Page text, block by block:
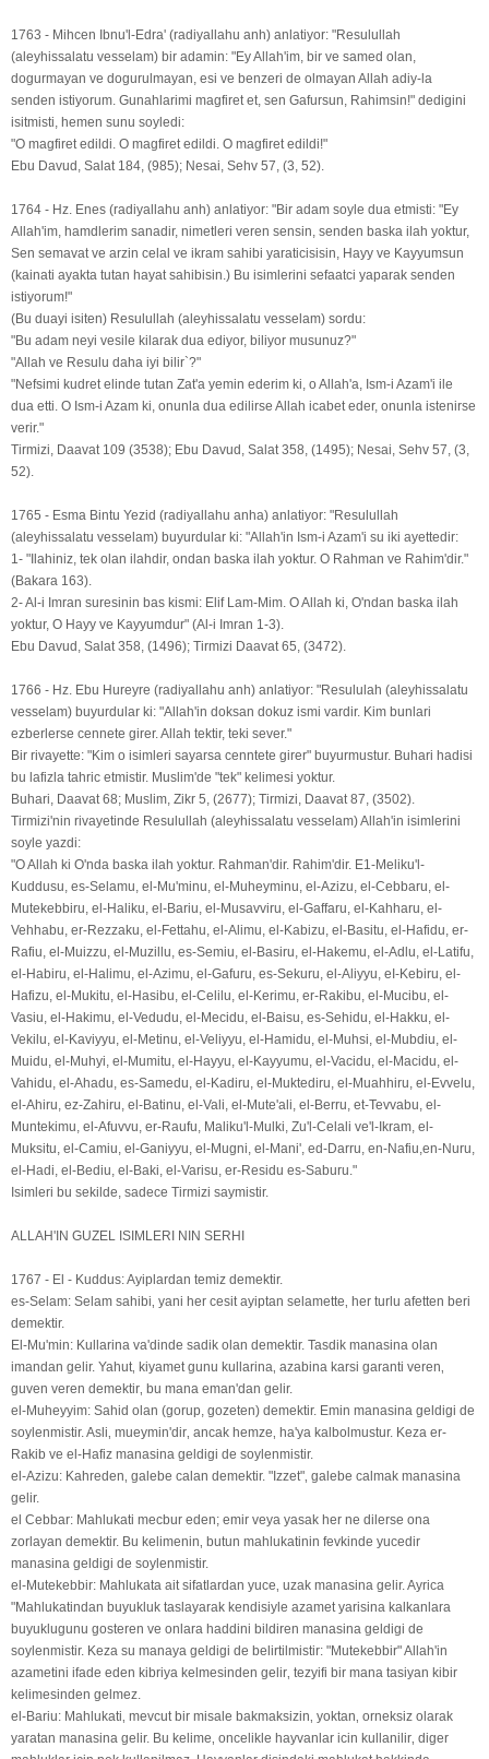
1763 - Mihcen Ibnu'l-Edra' (radiyallahu anh) anlatiyor: "Resulullah
(aleyhissalatu vesselam) bir adamin: "Ey Allah'im, bir ve samed olan,
dogurmayan ve dogurulmayan, esi ve benzeri de olmayan Allah adiy-la
senden istiyorum. Gunahlarimi magfiret et, sen Gafursun, Rahimsin!" dedigini
isitmisti, hemen sunu soyledi:
"O magfiret edildi. O magfiret edildi. O magfiret edildi!"
Ebu Davud, Salat 184, (985); Nesai, Sehv 57, (3, 52).
1764 - Hz. Enes (radiyallahu anh) anlatiyor: "Bir adam soyle dua etmisti: "Ey
Allah'im, hamdlerim sanadir, nimetleri veren sensin, senden baska ilah yoktur,
Sen semavat ve arzin celal ve ikram sahibi yaraticisisin, Hayy ve Kayyumsun
(kainati ayakta tutan hayat sahibisin.) Bu isimlerini sefaatci yaparak senden
istiyorum!"
(Bu duayi isiten) Resulullah (aleyhissalatu vesselam) sordu:
"Bu adam neyi vesile kilarak dua ediyor, biliyor musunuz?"
"Allah ve Resulu daha iyi bilir`?"
"Nefsimi kudret elinde tutan Zat'a yemin ederim ki, o Allah'a, Ism-i Azam'i ile
dua etti. O Ism-i Azam ki, onunla dua edilirse Allah icabet eder, onunla istenirse
verir."
Tirmizi, Daavat 109 (3538); Ebu Davud, Salat 358, (1495); Nesai, Sehv 57, (3,
52).
1765 - Esma Bintu Yezid (radiyallahu anha) anlatiyor: "Resulullah
(aleyhissalatu vesselam) buyurdular ki: "Allah'in Ism-i Azam'i su iki ayettedir:
1- "Ilahiniz, tek olan ilahdir, ondan baska ilah yoktur. O Rahman ve Rahim'dir."
(Bakara 163).
2- Al-i Imran suresinin bas kismi: Elif Lam-Mim. O Allah ki, O'ndan baska ilah
yoktur, O Hayy ve Kayyumdur" (Al-i Imran 1-3).
Ebu Davud, Salat 358, (1496); Tirmizi Daavat 65, (3472).
1766 - Hz. Ebu Hureyre (radiyallahu anh) anlatiyor: "Resululah (aleyhissalatu
vesselam) buyurdular ki: "Allah'in doksan dokuz ismi vardir. Kim bunlari
ezberlerse cennete girer. Allah tektir, teki sever."
Bir rivayette: "Kim o isimleri sayarsa cenntete girer" buyurmustur. Buhari hadisi
bu lafizla tahric etmistir. Muslim'de "tek" kelimesi yoktur.
Buhari, Daavat 68; Muslim, Zikr 5, (2677); Tirmizi, Daavat 87, (3502).
Tirmizi'nin rivayetinde Resulullah (aleyhissalatu vesselam) Allah'in isimlerini
soyle yazdi:
"O Allah ki O'nda baska ilah yoktur. Rahman'dir. Rahim'dir. E1-Meliku'l-
Kuddusu, es-Selamu, el-Mu'minu, el-Muheyminu, el-Azizu, el-Cebbaru, el-
Mutekebbiru, el-Haliku, el-Bariu, el-Musavviru, el-Gaffaru, el-Kahharu, el-
Vehhabu, er-Rezzaku, el-Fettahu, el-Alimu, el-Kabizu, el-Basitu, el-Hafidu, er-
Rafiu, el-Muizzu, el-Muzillu, es-Semiu, el-Basiru, el-Hakemu, el-Adlu, el-Latifu,
el-Habiru, el-Halimu, el-Azimu, el-Gafuru, es-Sekuru, el-Aliyyu, eI-Kebiru, el-
Hafizu, el-Mukitu, el-Hasibu, el-Celilu, el-Kerimu, er-Rakibu, el-Mucibu, el-
Vasiu, el-Hakimu, el-Vedudu, el-Mecidu, el-Baisu, es-Sehidu, el-Hakku, el-
Vekilu, el-Kaviyyu, el-Metinu, el-Veliyyu, el-Hamidu, el-Muhsi, el-Mubdiu, el-
Muidu, el-Muhyi, el-Mumitu, el-Hayyu, el-Kayyumu, el-Vacidu, el-Macidu, el-
Vahidu, el-Ahadu, es-Samedu, el-Kadiru, el-Muktediru, el-Muahhiru, el-Evvelu,
el-Ahiru, ez-Zahiru, el-Batinu, el-Vali, el-Mute'ali, el-Berru, et-Tevvabu, el-
Muntekimu, el-Afuvvu, er-Raufu, Maliku'l-Mulki, Zu'l-Celali ve'l-Ikram, el-
Muksitu, el-Camiu, el-Ganiyyu, el-Mugni, el-Mani', ed-Darru, en-Nafiu,en-Nuru,
el-Hadi, el-Bediu, el-Baki, el-Varisu, er-Residu es-Saburu."
Isimleri bu sekilde, sadece Tirmizi saymistir.
ALLAH'IN GUZEL ISIMLERI NIN SERHI
1767 - El - Kuddus: Ayiplardan temiz demektir.
es-Selam: Selam sahibi‚ yani her cesit ayiptan selamette‚ her turlu afetten beri
demektir.
El-Mu'min: Kullarina va'dinde sadik olan demektir. Tasdik manasina olan
imandan gelir. Yahut‚ kiyamet gunu kullarina‚ azabina karsi garanti veren‚
guven veren demektir‚ bu mana eman'dan gelir.
el-Muheyyim: Sahid olan (gorup, gozeten) demektir. Emin manasina geldigi de
soylenmistir. Asli‚ mueymin'dir‚ ancak hemze‚ ha'ya kalbolmustur. Keza er-
Rakib ve el-Hafiz manasina geldigi de soylenmistir.
el-Azizu: Kahreden‚ galebe calan demektir. "Izzet"‚ galebe calmak manasina
gelir.
el Cebbar: Mahlukati mecbur eden; emir veya yasak her ne dilerse ona
zorlayan demektir. Bu kelimenin‚ butun mahlukatinin fevkinde yucedir
manasina geldigi de soylenmistir.
el-Mutekebbir: Mahlukata ait sifatlardan yuce‚ uzak manasina gelir. Ayrica
"Mahlukatindan buyukluk taslayarak kendisiyle azamet yarisina kalkanlara
buyuklugunu gosteren ve onlara haddini bildiren manasina geldigi de
soylenmistir. Keza su manaya geldigi de belirtilmistir: "Mutekebbir" Allah'in
azametini ifade eden kibriya kelmesinden gelir‚ tezyifi bir mana tasiyan kibir
kelimesinden gelmez.
el-Bariu: Mahlukati‚ mevcut bir misale bakmaksizin‚ yoktan‚ orneksiz olarak
yaratan manasina gelir. Bu kelime‚ oncelikle hayvanlar icin kullanilir‚ diger